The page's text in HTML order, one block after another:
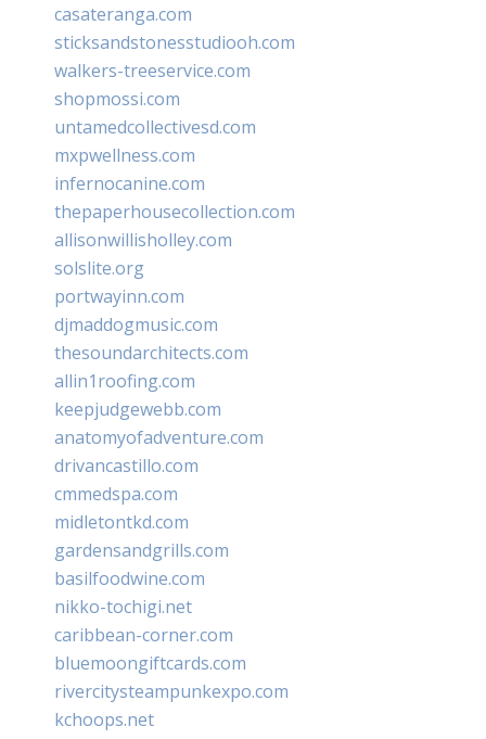
casateranga.com
sticksandstonesstudiooh.com
walkers-treeservice.com
shopmossi.com
untamedcollectivesd.com
mxpwellness.com
infernocanine.com
thepaperhousecollection.com
allisonwillisholley.com
solslite.org
portwayinn.com
djmaddogmusic.com
thesoundarchitects.com
allin1roofing.com
keepjudgewebb.com
anatomyofadventure.com
drivancastillo.com
cmmedspa.com
midletontkd.com
gardensandgrills.com
basilfoodwine.com
nikko-tochigi.net
caribbean-corner.com
bluemoongiftcards.com
rivercitysteampunkexpo.com
kchoops.net